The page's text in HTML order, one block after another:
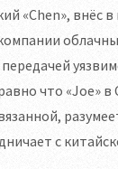
«Chen», внёс в
что «Joe»
с